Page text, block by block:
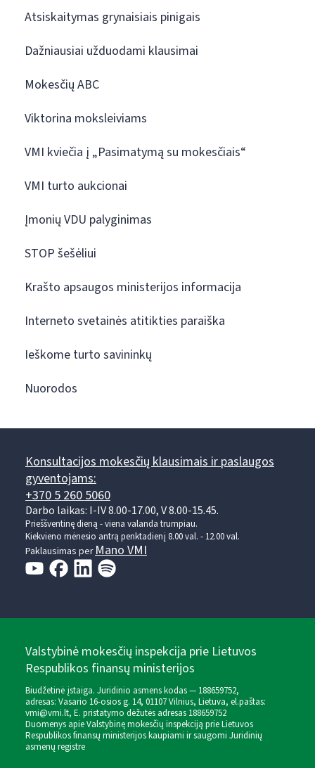
Atsiskaitymas grynaisiais pinigais
Dažniausiai užduodami klausimai
Mokesčių ABC
Viktorina moksleiviams
VMI kviečia į „Pasimatymą su mokesčiais“
VMI turto aukcionai
Įmonių VDU palyginimas
STOP šešėliui
Krašto apsaugos ministerijos informacija
Interneto svetainės atitikties paraiška
Ieškome turto savininkų
Nuorodos
Konsultacijos mokesčių klausimais ir paslaugos
gyventojams:
+370 5 260 5060
Darbo laikas: I-IV 8.00-17.00, V 8.00-15.45.
Prieššventinę dieną - viena valanda trumpiau.
Kiekvieno mėnesio antrą penktadienį 8.00 val. - 12.00 val.
Paklausimas perMano VMI
Valstybinė mokesčių inspekcija prie Lietuvos
Respublikos finansų ministerijos
Biudžetinė įstaiga. Juridinio asmens kodas — 188659752,
adresas: Vasario 16-osios g. 14, 01107 Vilnius, Lietuva, el.paštas:
vmi@vmi.lt, E. pristatymo dėžutės adresas 188659752
Duomenys apie Valstybinę mokesčių inspekciją prie Lietuvos
Respublikos finansų ministerijos kaupiami ir saugomi Juridinių
asmenų registre